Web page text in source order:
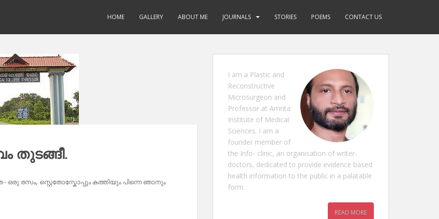
HOME GALLERY ABOUT ME JOURNALS STORIES POEMS CONTACT US
തുടങ്ങീ.
- ഒരു രസം, സ്റ്റെതോസ്കോപ്പും കത്തിയും പിന്നെ ഞാനും
I am a Plastic and
Reconstructive
Microsurgeon and
Professor at Amrita
Institute of Medical
Sciences. I am a
founder member of
the Info- clinic, an organisation of writer-
doctors, dedicated to provide evidence based
health information to the public in a palatable
form.
READ MORE